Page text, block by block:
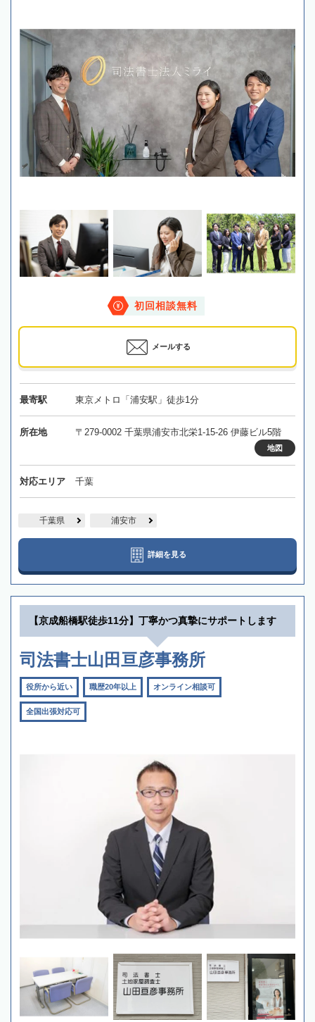
初回相談無料
メールする
最寄駅 東京メトロ「浦安駅」徒歩1分
所在地 〒279-0002 千葉県浦安市北栄1-15-26 伊藤ビル5階
地図
対応エリア 千葉
千葉県 浦安市
詳細を見る
【京成船橋駅徒歩11分】丁寧かつ真摯にサポートします
司法書士山田亘彦事務所
役所から近い 職歴20年以上 オンライン相談可
全国出張対応可